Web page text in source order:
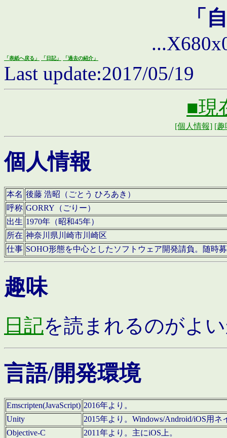
「
「表紙へ戻る」 「日記」 「過去の紹介」
Last update:2017/05/19
■現
[個人情報] [趣
個人情報
本名 後藤 浩昭（ごとう ひろあき）
呼称 GORRY（ごりー）
出生 1970年（昭和45年）
所在 神奈川県川崎市川崎区
仕事 SOHO形態を中心としたソフトウェア開発請負。随時
趣味
日記を読まれるのがよ
言語/開発環境
Emscripten(JavaScript) 2016年より。
Unity
2015年より。Windows/Android/iOS用
Objective-C
2011年より。主にiOS上。